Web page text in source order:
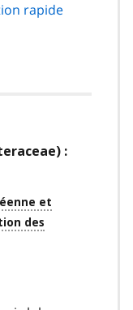
rapide
: